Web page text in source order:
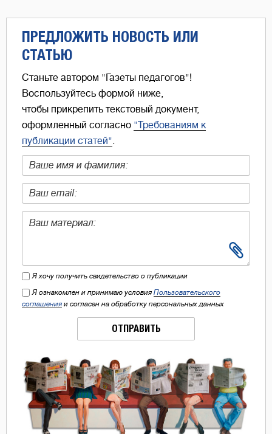
ПРЕДЛОЖИТЬ НОВОСТЬ ИЛИ
СТАТЬЮ
Станьте автором "Газеты педагогов"!
Воспользуйтесь формой ниже,
чтобы прикрепить текстовый документ,
оформленный согласно "Требованиям к
публикации статей".
Я хочу получить свидетельство о публикации
Я ознакомлен и принимаю условия Пользовательского
соглашения и согласен на обработку персональных данных
ОТПРАВИТЬ